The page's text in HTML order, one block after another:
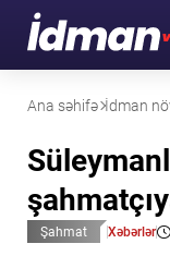
Ana səhifə İdman
Şahmat Xəbərlər